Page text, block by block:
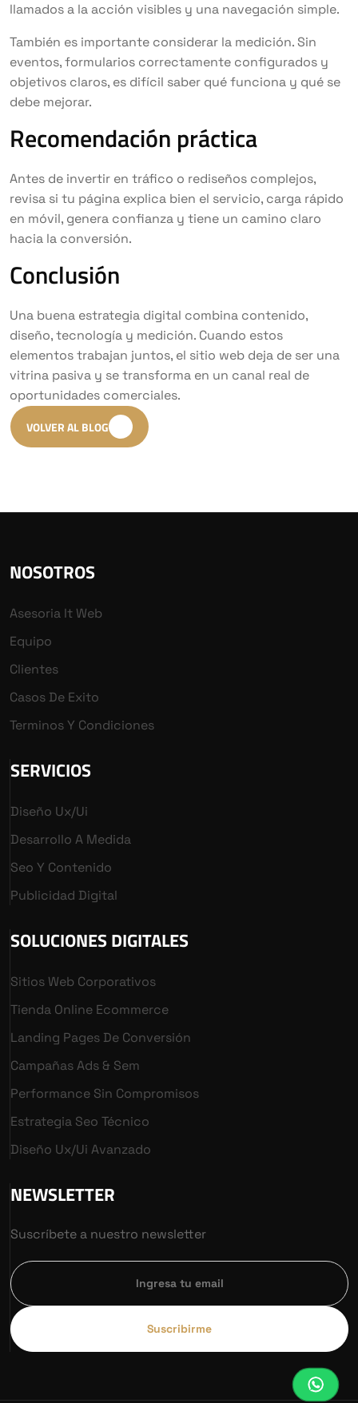
llamados a la acción visibles y una navegación simple.
También es importante considerar la medición. Sin
eventos, formularios correctamente configurados y
objetivos claros, es difícil saber qué funciona y qué se
debe mejorar.
Recomendación práctica
Antes de invertir en tráfico o rediseños complejos,
revisa si tu página explica bien el servicio, carga rápido
en móvil, genera confianza y tiene un camino claro
hacia la conversión.
Conclusión
Una buena estrategia digital combina contenido,
diseño, tecnología y medición. Cuando estos
elementos trabajan juntos, el sitio web deja de ser una
vitrina pasiva y se transforma en un canal real de
oportunidades comerciales.
VOLVER AL BLOG
NOSOTROS
Asesoria It Web
Equipo
Clientes
Casos De Exito
Terminos Y Condiciones
SERVICIOS
Diseño Ux/ui
Desarrollo A Medida
Seo Y Contenido
Publicidad Digital
SOLUCIONES DIGITALES
Sitios Web Corporativos
Tienda Online Ecommerce
Landing Pages De Conversión
Campañas Ads & Sem
Performance Sin Compromisos
Estrategia Seo Técnico
Diseño Ux/ui Avanzado
NEWSLETTER
Suscríbete a nuestro newsletter
Suscribirme